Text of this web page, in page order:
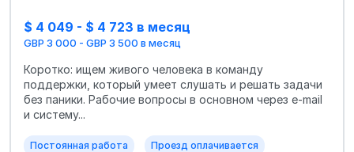
$ 4 049 - $ 4 723 в месяц
GBP 3 000 - GBP 3 500 в месяц
Коротко: ищем живого человека в команду
поддержки, который умеет слушать и решать задачи
без паники. Рабочие вопросы в основном через e-mail
и систему...
Постоянная работа Проезд оплачивается